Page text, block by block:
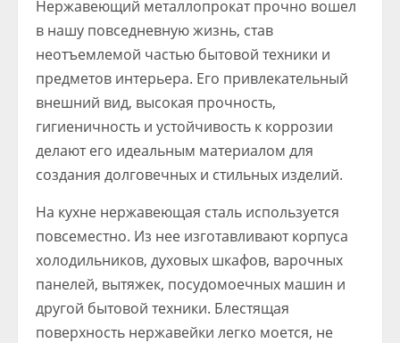
Нержавеющий металлопрокат прочно вошел
в нашу повседневную жизнь, став
неотъемлемой частью бытовой техники и
предметов интерьера. Его привлекательный
внешний вид, высокая прочность,
гигиеничность и устойчивость к коррозии
делают его идеальным материалом для
создания долговечных и стильных изделий.
На кухне нержавеющая сталь используется
повсеместно. Из нее изготавливают корпуса
холодильников, духовых шкафов, варочных
панелей, вытяжек, посудомоечных машин и
другой бытовой техники. Блестящая
поверхность нержавейки легко моется, не